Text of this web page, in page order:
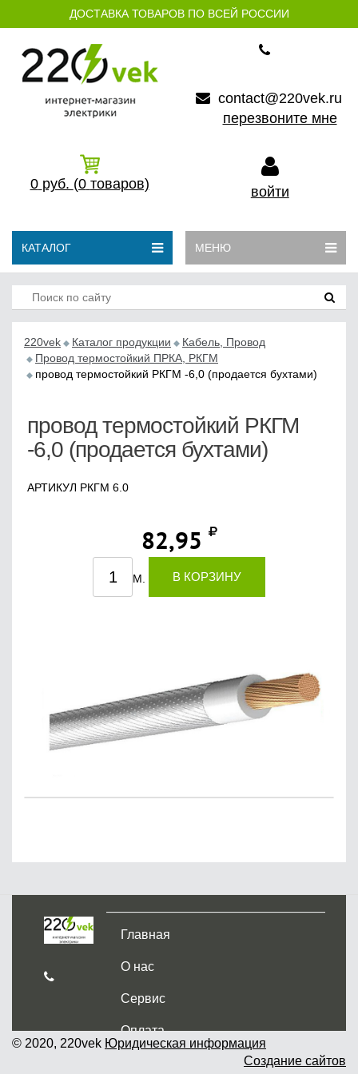
ДОСТАВКА ТОВАРОВ ПО ВСЕЙ РОССИИ
contact@220vek.ru
перезвоните мне
0 руб. (0 товаров) войти
КАТАЛОГ МЕНЮ
220vek Каталог продукции
Кабель, Провод
Провод термостойкий ПРКА, РКГМ
провод термостойкий РКГМ -6,0 (продается бухтами)
провод термостойкий РКГМ
-6,0 (продается бухтами)
АРТИКУЛ РКГМ 6.0
82,95
М. В КОРЗИНУ
Главная
О нас
Сервис
Оплата
Доставка и самовывоз
© 2020, 220vek Юридическая информация
Создание сайтов